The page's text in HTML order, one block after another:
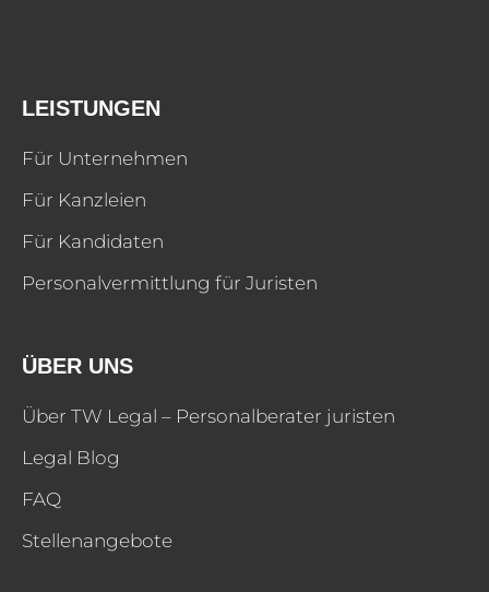
LEISTUNGEN
Für Unternehmen
Für Kanzleien
Für Kandidaten
Personalvermittlung für Juristen
ÜBER UNS
Über TW Legal – Personalberater juristen
Legal Blog
FAQ
Stellenangebote